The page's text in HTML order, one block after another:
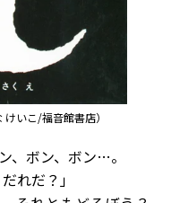
いこ/福音館書店）
、ボン、ボン…。
れだ？」